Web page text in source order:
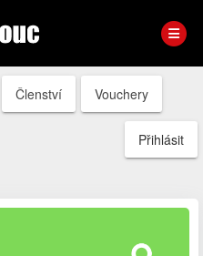
Členství Vouchery
Přihlásit